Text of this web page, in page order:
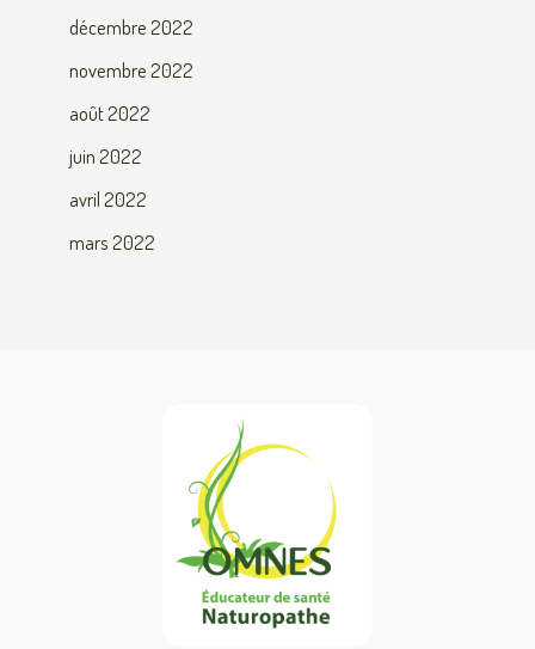
décembre 2022
novembre 2022
août 2022
juin 2022
avril 2022
mars 2022